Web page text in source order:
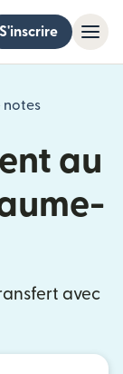
S'inscrire
notes
au
avec